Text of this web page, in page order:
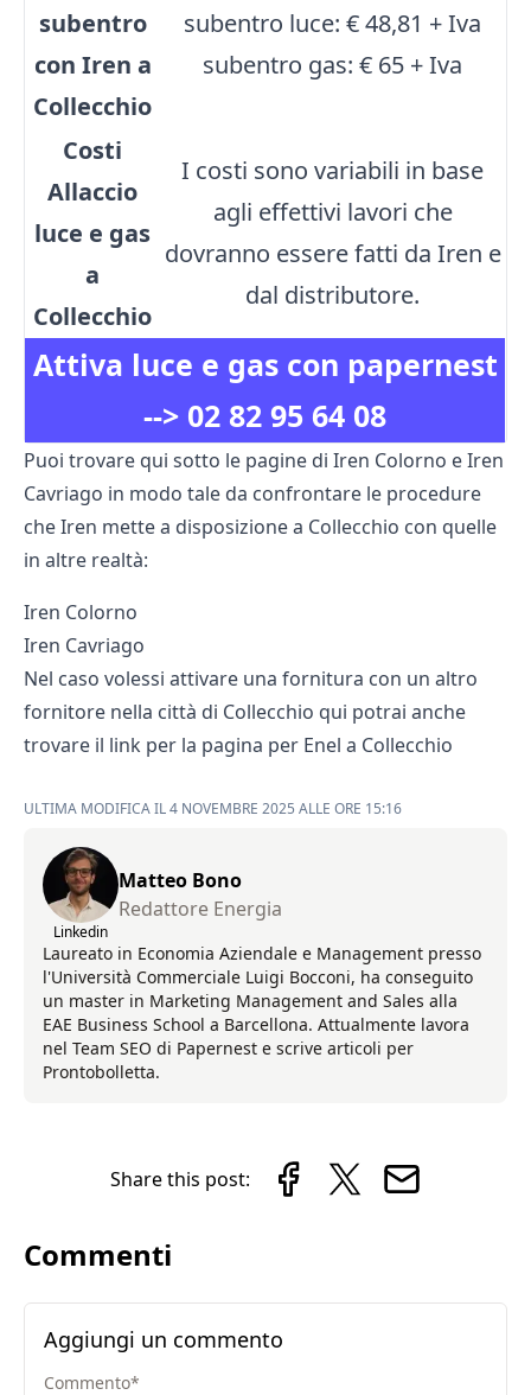
Attiva luce e gas con papernest
--> 02 82 95 64 08
subentro
con Iren a
Collecchio
subentro luce: € 48,81 + Iva
subentro gas: € 65 + Iva
Costi
Allaccio
luce e gas
a
Collecchio
I costi sono variabili in base
agli effettivi lavori che
dovranno essere fatti da Iren e
dal distributore.
Puoi trovare qui sotto le pagine di Iren Colorno e Iren
Cavriago in modo tale da confrontare le procedure
che Iren mette a disposizione a Collecchio con quelle
in altre realtà:
Iren Colorno
Iren Cavriago
Nel caso volessi attivare una fornitura con un altro
fornitore nella città di Collecchio qui potrai anche
trovare il link per la pagina per Enel a Collecchio
ULTIMA MODIFICA IL 4 NOVEMBRE 2025 ALLE ORE 15:16
Linkedin
Matteo Bono
Redattore Energia
Laureato in Economia Aziendale e Management presso
l'Università Commerciale Luigi Bocconi, ha conseguito
un master in Marketing Management and Sales alla
EAE Business School a Barcellona. Attualmente lavora
nel Team SEO di Papernest e scrive articoli per
Prontobolletta.
Share this post:
Commenti
Aggiungi un commento
Commento*